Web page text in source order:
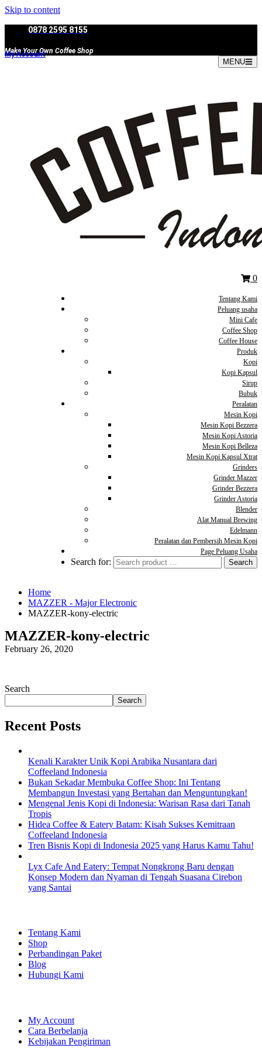
Skip to content
0878 2595 8155
Make Your Own Coffee Shop
My Account
MENU
0
Tentang Kami
Peluang usaha
Mini Cafe
Coffee Shop
Coffee House
Produk
Kopi
Kopi Kapsul
Sirup
Bubuk
Peralatan
Mesin Kopi
Mesin Kopi Bezzera
Mesin Kopi Astoria
Mesin Kopi Belleza
Mesin Kopi Kapsul Xtrat
Grinders
Grinder Mazzer
Grinder Bezzera
Grinder Astoria
Blender
Alat Manual Brewing
Edelmann
Peralatan dan Pembersih Mesin Kopi
Page Peluang Usaha
Search for:
Home
MAZZER - Major Electronic
MAZZER-kony-electric
MAZZER-kony-electric
February 26, 2020
Search
Search
Recent Posts
Kenali Karakter Unik Kopi Arabika Nusantara dari
Coffeeland Indonesia
Bukan Sekadar Membuka Coffee Shop: Ini Tentang
Membangun Investasi yang Bertahan dan Menguntungkan!
Mengenal Jenis Kopi di Indonesia: Warisan Rasa dari Tanah
Tropis
Hidea Coffee & Eatery Batam: Kisah Sukses Kemitraan
Coffeeland Indonesia
Tren Bisnis Kopi di Indonesia 2025 yang Harus Kamu Tahu!
Lyx Cafe And Eatery: Tempat Nongkrong Baru dengan
Konsep Modern dan Nyaman di Tengah Suasana Cirebon
yang Santai
Tentang Kami
Shop
Perbandingan Paket
Blog
Hubungi Kami
My Account
Cara Berbelanja
Kebijakan Pengiriman